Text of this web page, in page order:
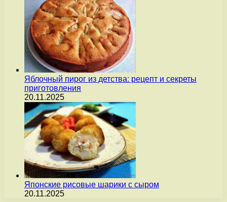
Яблочный пирог из детства: рецепт и секреты
приготовления
20.11.2025
Японские рисовые шарики с сыром
20.11.2025